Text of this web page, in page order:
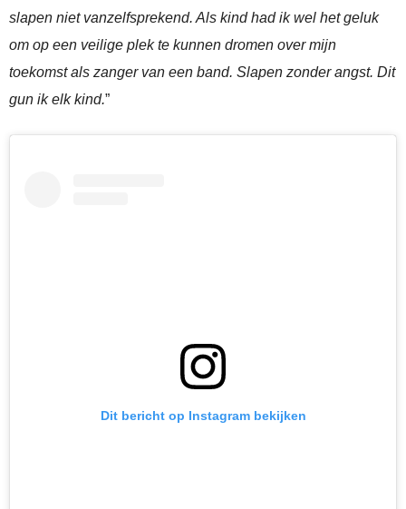
slapen niet vanzelfsprekend. Als kind had ik wel het geluk
om op een veilige plek te kunnen dromen over mijn
toekomst als zanger van een band. Slapen zonder angst. Dit
gun ik elk kind.”
Dit bericht op Instagram bekijken